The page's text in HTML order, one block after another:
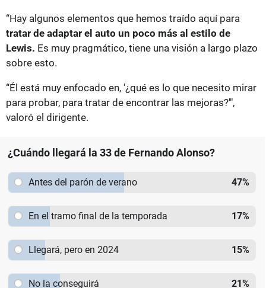
“Hay algunos elementos que hemos traído aquí para
tratar de adaptar el auto un poco más al estilo de
Lewis. Es muy pragmático, tiene una visión a largo plazo
sobre esto.
“Él está muy enfocado en, '¿qué es lo que necesito mirar
para probar, para tratar de encontrar las mejoras?'",
valoró el dirigente.
¿Cuándo llegará la 33 de Fernando Alonso?
Antes del parón de verano 47%
En el tramo final de la temporada 17%
Llegará, pero en 2024 15%
No la conseguirá 21%